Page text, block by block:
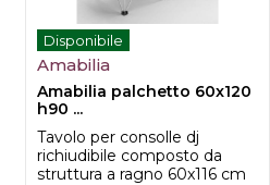
Disponibile
Amabilia
Amabilia palchetto 60x120
h90 ...
Tavolo per consolle dj
richiudibile composto da
struttura a ragno 60x116 cm